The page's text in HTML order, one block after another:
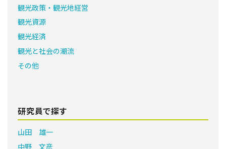
観光政策・観光地経営
観光資源
観光経済
観光と社会の潮流
その他
研究員で探す
山田 雄一
中野 文彦